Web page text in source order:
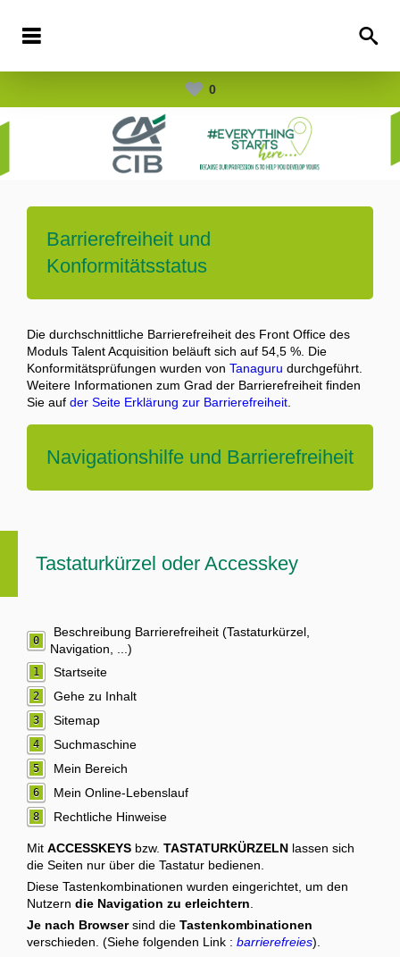
0
Barrierefreiheit und
Konformitätsstatus
Die durchschnittliche Barrierefreiheit des Front Office des
Moduls Talent Acquisition beläuft sich auf 54,5 %. Die
Konformitätsprüfungen wurden von Tanaguru durchgeführt.
Weitere Informationen zum Grad der Barrierefreiheit finden
Sie auf der Seite Erklärung zur Barrierefreiheit
Navigationshilfe und Barrierefreiheit
Tastaturkürzel oder Accesskey
0
Beschreibung Barrierefreiheit (Tastaturkürzel,
Navigation, ...)
1 Startseite
2 Gehe zu Inhalt
3 Sitemap
4 Suchmaschine
5 Mein Bereich
6 Mein Online-Lebenslauf
8 Rechtliche Hinweise
Mit ACCESSKEYS bzw. TASTATURKÜRZELN lassen sich
die Seiten nur über die Tastatur bedienen.
Diese Tastenkombinationen wurden eingerichtet, um den
Nutzern die Navigation zu erleichtern
Je nach Browsersind die Tastenkombinationen
verschieden. (Siehe folgenden Link : barrierefreies).